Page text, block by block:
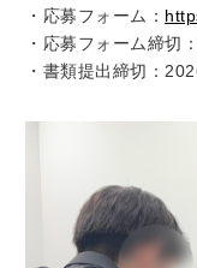
・応募フォーム：
・応募フォーム締切
・書類提出締切：